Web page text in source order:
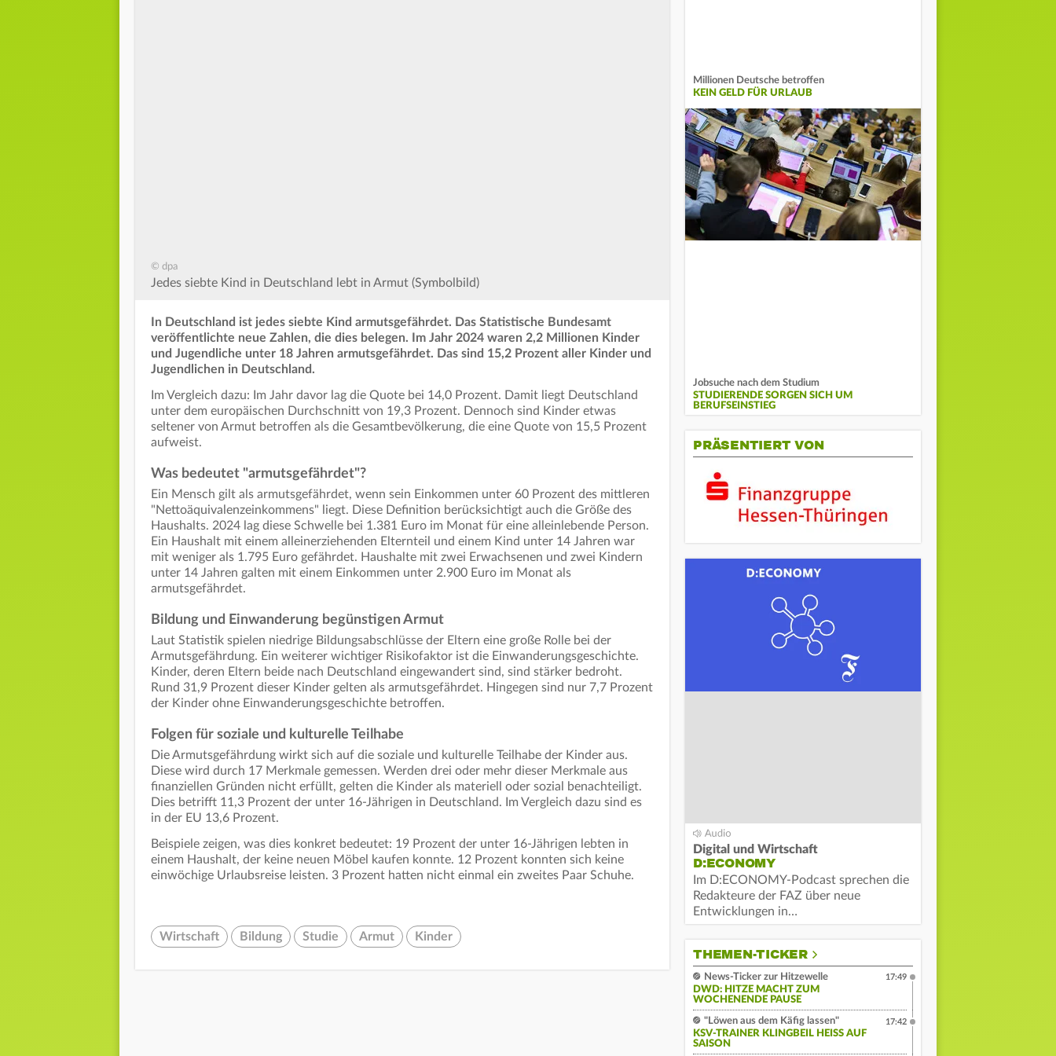
© dpa
Jedes siebte Kind in Deutschland lebt in Armut (Symbolbild)
In Deutschland ist jedes siebte Kind armutsgefährdet. Das Statistische Bundesamt
veröffentlichte neue Zahlen, die dies belegen. Im Jahr 2024 waren 2,2 Millionen Kinder
und Jugendliche unter 18 Jahren armutsgefährdet. Das sind 15,2 Prozent aller Kinder und
Jugendlichen in Deutschland.
Im Vergleich dazu: Im Jahr davor lag die Quote bei 14,0 Prozent. Damit liegt Deutschland
unter dem europäischen Durchschnitt von 19,3 Prozent. Dennoch sind Kinder etwas
seltener von Armut betroffen als die Gesamtbevölkerung, die eine Quote von 15,5 Prozent
aufweist.
Was bedeutet "armutsgefährdet"?
Ein Mensch gilt als armutsgefährdet, wenn sein Einkommen unter 60 Prozent des mittleren
"Nettoäquivalenzeinkommens" liegt. Diese Definition berücksichtigt auch die Größe des
Haushalts. 2024 lag diese Schwelle bei 1.381 Euro im Monat für eine alleinlebende Person.
Ein Haushalt mit einem alleinerziehenden Elternteil und einem Kind unter 14 Jahren war
mit weniger als 1.795 Euro gefährdet. Haushalte mit zwei Erwachsenen und zwei Kindern
unter 14 Jahren galten mit einem Einkommen unter 2.900 Euro im Monat als
armutsgefährdet.
Bildung und Einwanderung begünstigen Armut
Laut Statistik spielen niedrige Bildungsabschlüsse der Eltern eine große Rolle bei der
Armutsgefährdung. Ein weiterer wichtiger Risikofaktor ist die Einwanderungsgeschichte.
Kinder, deren Eltern beide nach Deutschland eingewandert sind, sind stärker bedroht.
Rund 31,9 Prozent dieser Kinder gelten als armutsgefährdet. Hingegen sind nur 7,7 Prozent
der Kinder ohne Einwanderungsgeschichte betroffen.
Folgen für soziale und kulturelle Teilhabe
Die Armutsgefährdung wirkt sich auf die soziale und kulturelle Teilhabe der Kinder aus.
Diese wird durch 17 Merkmale gemessen. Werden drei oder mehr dieser Merkmale aus
finanziellen Gründen nicht erfüllt, gelten die Kinder als materiell oder sozial benachteiligt.
Dies betrifft 11,3 Prozent der unter 16-Jährigen in Deutschland. Im Vergleich dazu sind es
in der EU 13,6 Prozent.
Beispiele zeigen, was dies konkret bedeutet: 19 Prozent der unter 16-Jährigen lebten in
einem Haushalt, der keine neuen Möbel kaufen konnte. 12 Prozent konnten sich keine
einwöchige Urlaubsreise leisten. 3 Prozent hatten nicht einmal ein zweites Paar Schuhe.
Wirtschaft Bildung Studie Armut Kinder
Millionen Deutsche betroffen
KEIN GELD FÜR URLAUB
Jobsuche nach dem Studium
STUDIERENDE SORGEN SICH UM
BERUFSEINSTIEG
PRÄSENTIERT VON
Digital und Wirtschaft
D:ECONOMY
Im D:ECONOMY-Podcast sprechen die
Redakteure der FAZ über neue
Entwicklungen in…
THEMEN-TICKER
News-Ticker zur Hitzewelle
DWD: HITZE MACHT ZUM
WOCHENENDE PAUSE
17:49
"Löwen aus dem Käfig lassen"
KSV-TRAINER KLINGBEIL HEISS AUF S
AISON
17:42